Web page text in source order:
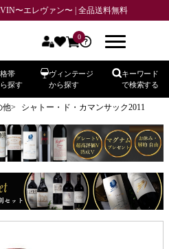
〜エレヴァン〜 | 全品送料無料
0
帯
探す
ヴィンテージ
から探す
キーワード
で検索する
他 シャトー・ド・カマンサック2011